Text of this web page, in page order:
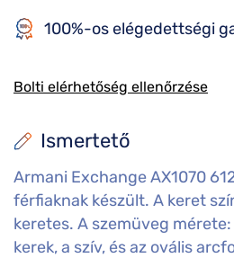
Ismertető
Armani Exchange AX1070
férfiaknak készült. A keret
keretes. A szemüveg mérete:
kerek, a szív, és az ovális
100%-os elégedettségi
Bolti elérhetőség ellenőrzése